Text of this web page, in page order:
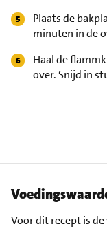
Plaats de
minuten in de
Haal de
over. Snijd in
Voor dit recept is